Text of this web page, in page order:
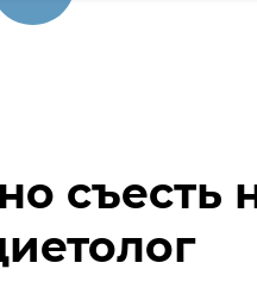
съесть